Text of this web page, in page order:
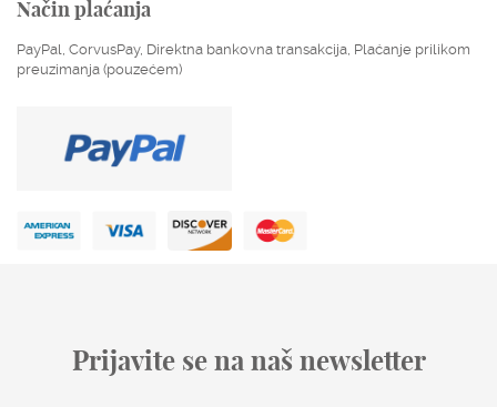
Način plaćanja
PayPal, CorvusPay, Direktna bankovna transakcija, Plaćanje prilikom
preuzimanja (pouzećem)
Prijavite se na naš newsletter